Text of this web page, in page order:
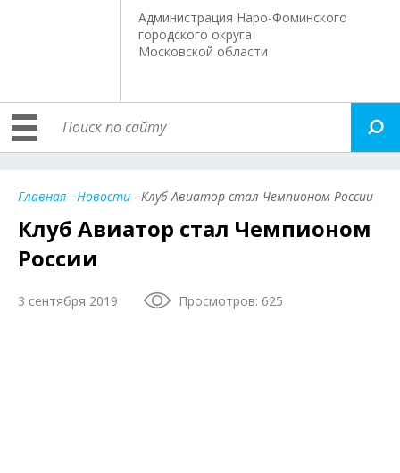
Администрация Наро-Фоминского
городского округа
Московской области
Главная - Новости - Клуб Авиатор стал Чемпионом России
Клуб Авиатор стал Чемпионом
России
3 сентября 2019 Просмотров: 625